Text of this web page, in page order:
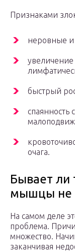
Признаками
неровные и
быстрый
спаянность
очага.
Бывает ли
мышцы не
На самом деле
проблема.
множество.
заканчивая